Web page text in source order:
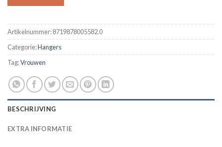
Artikelnummer:8719878005582.0
Categorie:Hangers
Tag:Vrouwen
BESCHRIJVING
EXTRA INFORMATIE